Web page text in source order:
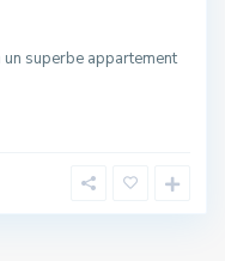
superbe appartement